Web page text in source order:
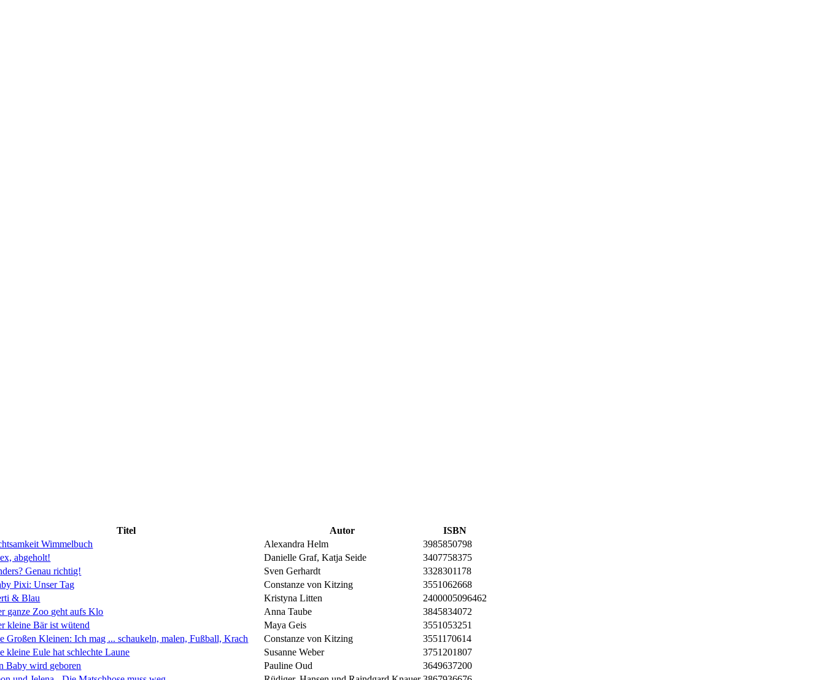
Titel Autor
ISBN
Wimmelbuch
Alexandra Helm
3985850798
abgeholt!
Danielle Graf, Katja Seide
3407758375
Genau richtig!
Sven Gerhardt
3328301178
Pixi: Unser Tag
Constanze von Kitzing
3551062668
& Blau
Kristyna Litten
2400005096462
ganze Zoo geht aufs Klo
Anna Taube
3845834072
kleine Bär ist wütend
Maya Geis
3551053251
Großen Kleinen: Ich mag ... schaukeln, malen, Fußball, Krach
Constanze von Kitzing
3551170614
kleine Eule hat schlechte Laune
Susanne Weber
3751201807
Baby wird geboren
Pauline Oud
3649637200